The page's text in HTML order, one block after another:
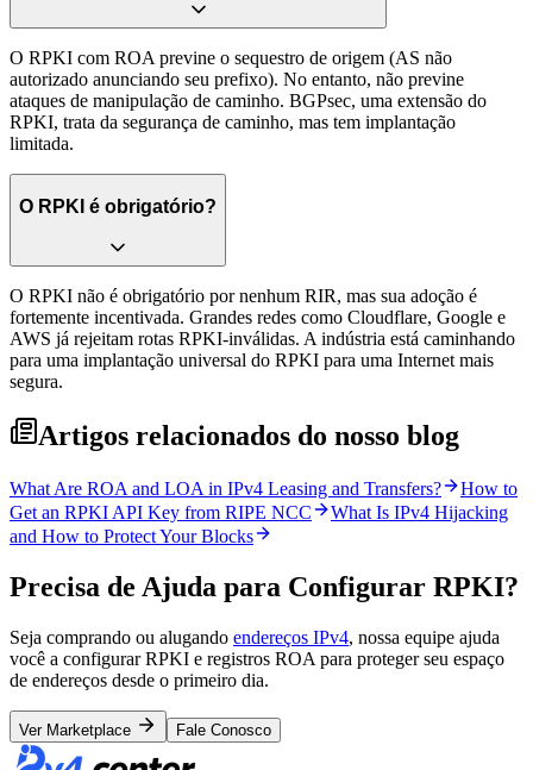
O RPKI com ROA previne o sequestro de origem (AS não
autorizado anunciando seu prefixo). No entanto, não previne
ataques de manipulação de caminho. BGPsec, uma extensão do
RPKI, trata da segurança de caminho, mas tem implantação
limitada.
O RPKI é obrigatório?
O RPKI não é obrigatório por nenhum RIR, mas sua adoção é
fortemente incentivada. Grandes redes como Cloudflare, Google e
AWS já rejeitam rotas RPKI-inválidas. A indústria está caminhando
para uma implantação universal do RPKI para uma Internet mais
segura.
Artigos relacionados do nosso blog
What Are ROA and LOA in IPv4 Leasing and Transfers?
How to
Get an RPKI API Key from RIPE NCC
What Is IPv4 Hijacking
and How to Protect Your Blocks
Precisa de Ajuda para Configurar RPKI?
Seja comprando ou alugando endereços IPv4, nossa equipe ajuda
você a configurar RPKI e registros ROA para proteger seu espaço
de endereços desde o primeiro dia.
Ver Marketplace Fale Conosco